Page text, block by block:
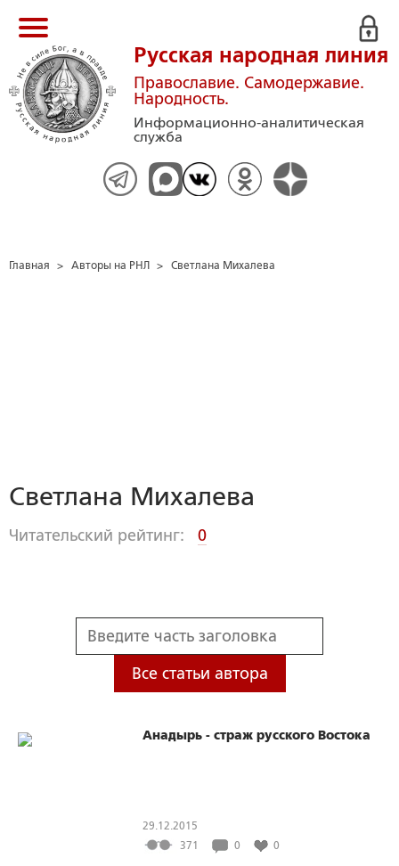
Русская народная линия
Православие. Самодержавие.
Народность.
Информационно-аналитическая
служба
Главная > Авторы на РНЛ > Светлана Михалева
Светлана Михалева
Читательский рейтинг: 0
Все статьи автора
Анадырь - страж русского Востока
29.12.2015
371
0 0